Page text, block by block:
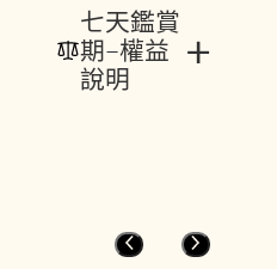
七天鑑賞
期-權益
說明
+